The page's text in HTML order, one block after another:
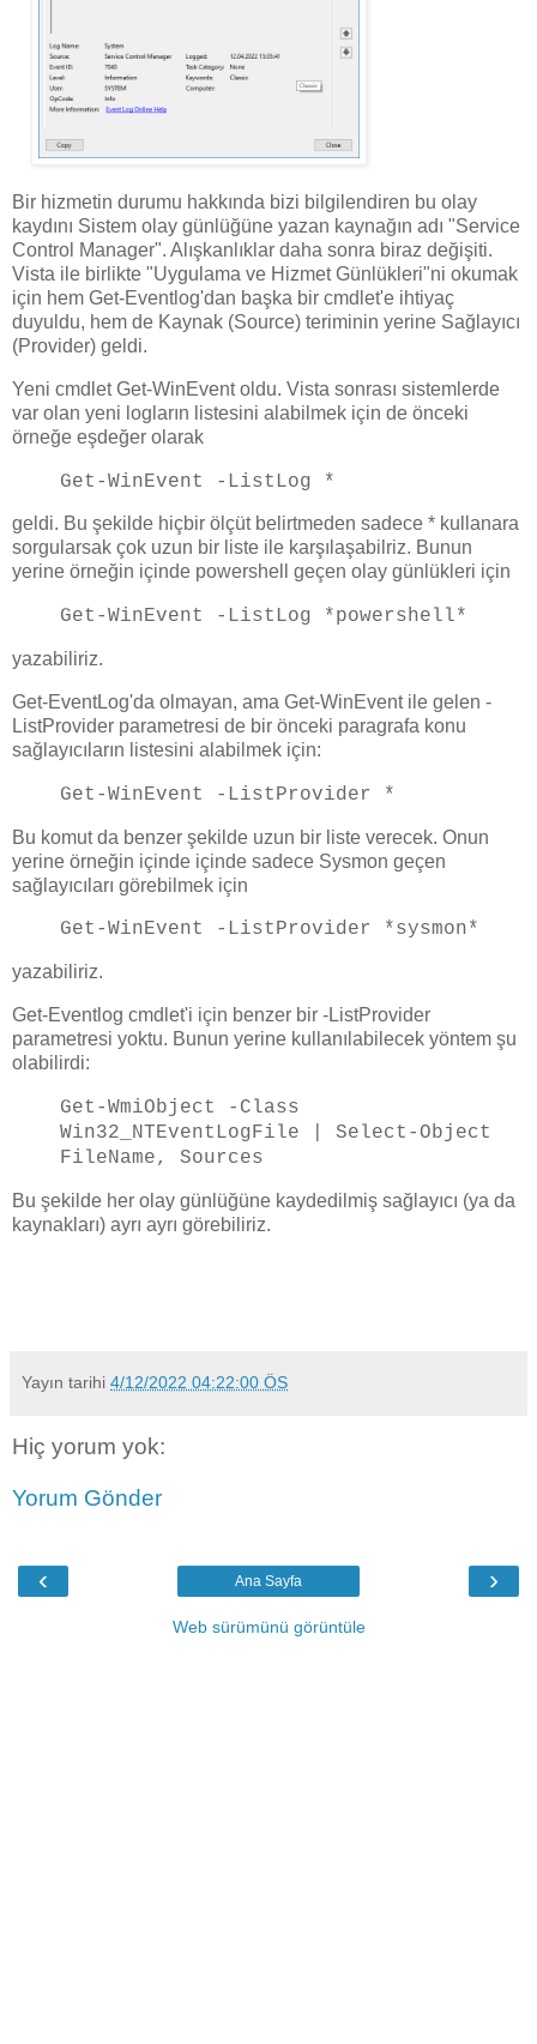
Bir hizmetin durumu hakkında bizi bilgilendiren bu olay
kaydını Sistem olay günlüğüne yazan kaynağın adı "Service
Control Manager". Alışkanlıklar daha sonra biraz değişiti.
Vista ile birlikte "Uygulama ve Hizmet Günlükleri"ni okumak
için hem Get-Eventlog'dan başka bir cmdlet'e ihtiyaç
duyuldu, hem de Kaynak (Source) teriminin yerine Sağlayıcı
(Provider) geldi.
Yeni cmdlet Get-WinEvent oldu. Vista sonrası sistemlerde
var olan yeni logların listesini alabilmek için de önceki
örneğe eşdeğer olarak
Get-WinEvent -ListLog *
geldi. Bu şekilde hiçbir ölçüt belirtmeden sadece * kullanara
sorgularsak çok uzun bir liste ile karşılaşabilriz. Bunun
yerine örneğin içinde powershell geçen olay günlükleri için
Get-WinEvent -ListLog *powershell*
yazabiliriz.
Get-EventLog'da olmayan, ama Get-WinEvent ile gelen -
ListProvider parametresi de bir önceki paragrafa konu
sağlayıcıların listesini alabilmek için:
Get-WinEvent -ListProvider *
Bu komut da benzer şekilde uzun bir liste verecek. Onun
yerine örneğin içinde içinde sadece Sysmon geçen
sağlayıcıları görebilmek için
Get-WinEvent -ListProvider *sysmon*
yazabiliriz.
Get-Eventlog cmdlet'i için benzer bir -ListProvider
parametresi yoktu. Bunun yerine kullanılabilecek yöntem şu
olabilirdi:
Get-WmiObject -Class
Win32_NTEventLogFile | Select-Object
FileName, Sources
Bu şekilde her olay günlüğüne kaydedilmiş sağlayıcı (ya da
kaynakları) ayrı ayrı görebiliriz.
Yayın tarihi 4/12/2022 04:22:00 ÖS
Hiç yorum yok:
Yorum Gönder
‹ ›
Ana Sayfa
Web sürümünü görüntüle